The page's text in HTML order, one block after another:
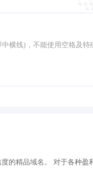
横线)，不能使用空格及特
的精品域名。 对于各种